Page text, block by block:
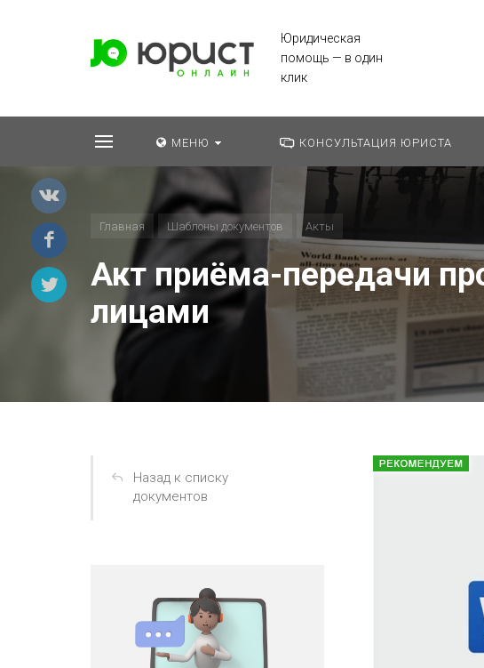
Юридическая
помощь — в один
клик
МЕНЮ КОНСУЛЬТАЦИЯ ЮРИСТА
Главная Шаблоны документов Акты
Акт приёма-передачи
лицами
Назад к списку
документов